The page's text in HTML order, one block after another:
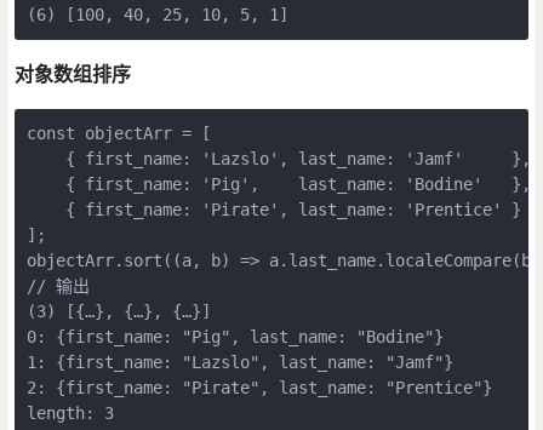
(6) [100, 40, 25, 10, 5, 1]
对象数组排序
const objectArr = [
    { first_name: 'Lazslo', last_name: 'Jamf'     },
    { first_name: 'Pig',    last_name: 'Bodine'   },
    { first_name: 'Pirate', last_name: 'Prentice' }
];
objectArr.sort((a, b) =>
// 输出
(3) [{…}, {…}, {…}]
0: {first_name: "Pig", last_name: "Bodine"}
1: {first_name: "Lazslo", last_name: "Jamf"}
2: {first_name: "Pirate", last_name: "Prentice"}
length: 3